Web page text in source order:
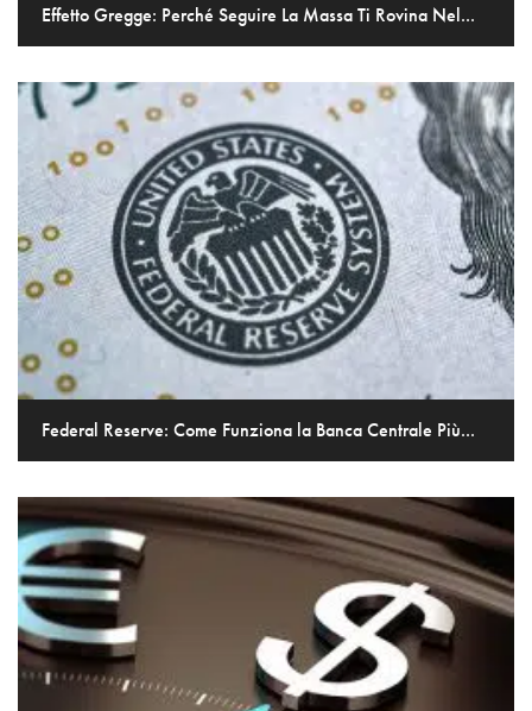
Effetto Gregge: Perché Seguire La Massa Ti Rovina Nel...
Federal Reserve: Come Funziona la Banca Centrale Più...